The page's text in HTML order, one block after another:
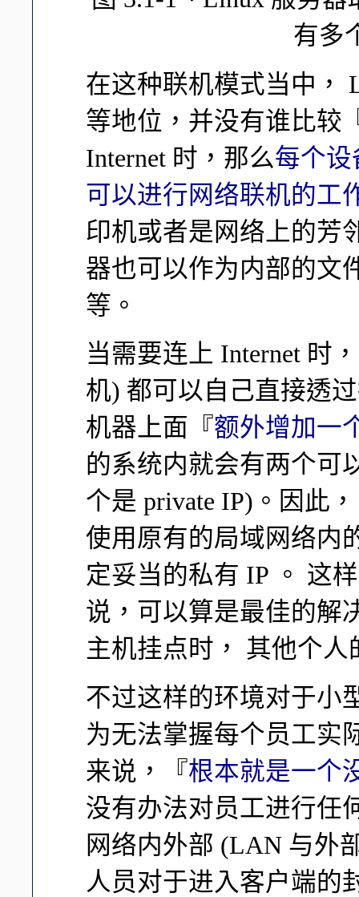
有多
在这种联机模式当中，
等地位，并没有谁比较
Internet 时，那么每个设
可以进行网络联机的工
印机或者是网络上的芳
器也可以作为内部的文
等。
当需要连上 Internet 时
机) 都可以自己直接透
机器上面『额外增加一
的系统内就会有两个可
个是 private IP)。因此
使用原有的局域网络内
定妥当的私有 IP 。 这
说，可以算是最佳的解
主机挂点时， 其他个人
不过这样的环境对于小
为无法掌握每个员工实
来说，『根本就是一个
没有办法对员工进行任
网络内外部 (LAN 与外
人员对于进入客户端的